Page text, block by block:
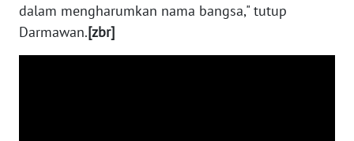
dalam mengharumkan nama bangsa," tutup
Darmawan.[zbr]
KALTIM